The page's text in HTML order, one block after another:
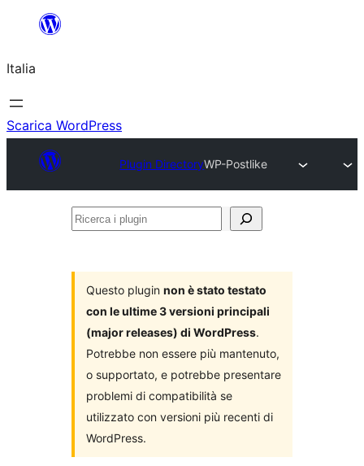
contenuto
Italia
Scarica WordPress
Plugin DirectoryWP-Postlike
Ricerca
Questo plugin non è stato testato
con le ultime 3 versioni principali
(major releases) di WordPress.
Potrebbe non essere più mantenuto,
o supportato, e potrebbe presentare
problemi di compatibilità se
utilizzato con versioni più recenti di
WordPress.